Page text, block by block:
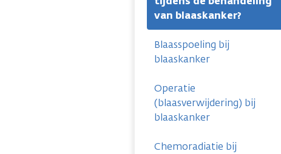
van blaaskanker?
Blaasspoeling bij
blaaskanker
Operatie
(blaasverwijdering) bij
blaaskanker
Chemoradiatie bij